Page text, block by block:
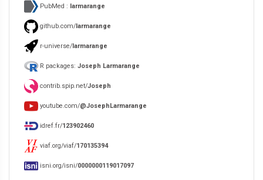
PubMed : larmarange
github.com/larmarange
r-universe/larmarange
R packages: Joseph Larmarange
contrib.spip.net/Joseph
youtube.com/@JosephLarmarange
idref.fr/123902460
viaf.org/viaf/170135394
isni.org/isni/0000000119017097